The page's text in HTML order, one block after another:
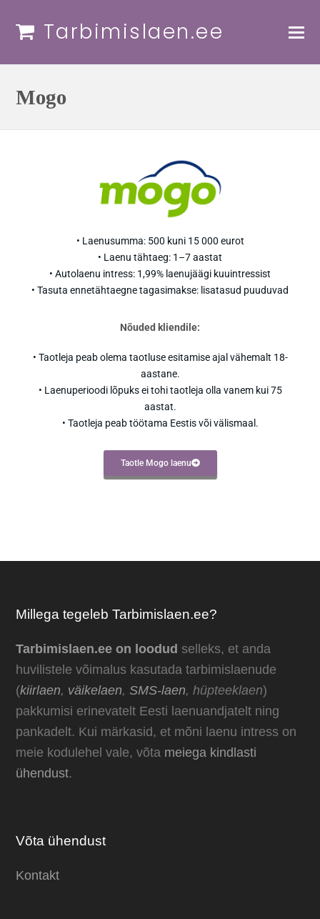
Tarbimislaen.ee
Mogo
• Laenusumma: 500 kuni 15 000 eurot
• Laenu tähtaeg: 1–7 aastat
• Autolaenu intress: 1,99% laenujäägi kuuintressist
• Tasuta ennetähtaegne tagasimakse: lisatasud puuduvad
Nõuded kliendile:
• Taotleja peab olema taotluse esitamise ajal vähemalt 18-
aastane.
• Laenuperioodi lõpuks ei tohi taotleja olla vanem kui 75
aastat.
• Taotleja peab töötama Eestis või välismaal.
Taotle Mogo laenu
Millega tegeleb Tarbimislaen.ee?
Tarbimislaen.ee on loodud selleks, et anda
huvilistele võimalus kasutada tarbimislaenude
(kiirlaen, väikelaen,SMS-laen, hüpteeklaen)
pakkumisi erinevatelt Eesti laenuandjatelt ning
pankadelt. Kui märkasid, et mõni laenu intress on
meie kodulehel vale, võta meiega kindlasti
ühendust.
Võta ühendust
Kontakt